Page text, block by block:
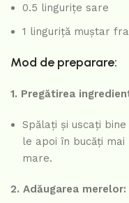
0.5 lingurițe sare
1 linguriță muștar
Mod de preparare:
1. Pregătirea
Spălați și uscați
le apoi în bucăți
mare.
2. Adăugarea merelor: